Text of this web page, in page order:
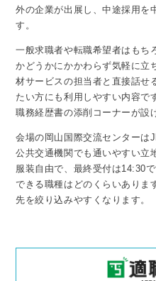
外の企業が出展し、中途採用を
す。
一般求職者や転職希望者はもち
かどうかにかかわらず気軽に立
材サービスの担当者と直接話せ
たい方にも利用しやすい内容で
職務経歴書の添削コーナーが設
会場の岡山国際交流センターは
公共交通機関でも通いやすい立
服装自由で、最終受付は14:30
できる職種はどのくらいありま
先を絞り込みやすくなります。